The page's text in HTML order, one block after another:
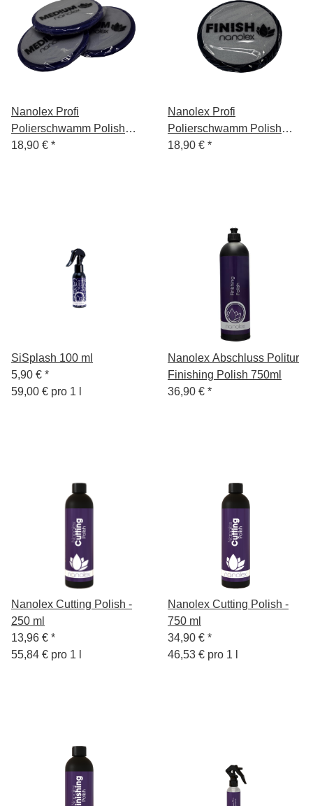
Nanolex Profi
Polierschwamm Polish
Pad, 145x13x125 mm,
18,90 € *
Nanolex Profi
Polierschwamm Polish
Pad, 145x13x125 mm,
18,90 € *
SiSplash 100 ml
5,90 € *
59,00 € pro 1 l
Nanolex Abschluss Politur
Finishing Polish 750ml
36,90 € *
Nanolex Cutting Polish -
250 ml
13,96 € *
55,84 € pro 1 l
Nanolex Cutting Polish -
750 ml
34,90 € *
46,53 € pro 1 l